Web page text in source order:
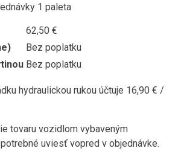
1 paleta
62,50 €
Bez poplatku
Bez poplatku
hydraulickou rukou účtuje 16,90 € /
tovaru vozidlom vybaveným
uviesť vopred v objednávke.